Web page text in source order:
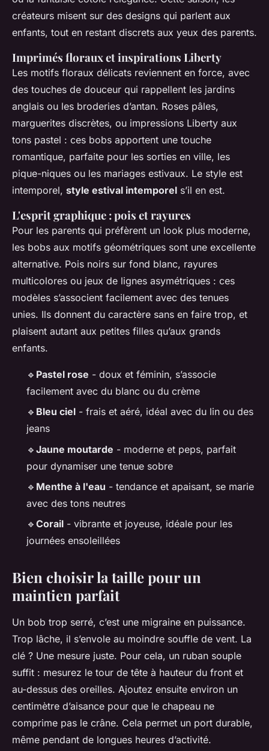
créateurs misent sur des designs qui parlent aux
enfants, tout en restant discrets aux yeux des parents.
Imprimés floraux et inspirations Liberty
Les motifs floraux délicats reviennent en force, avec
des touches de douceur qui rappellent les jardins
anglais ou les broderies d’antan. Roses pâles,
marguerites discrètes, ou impressions Liberty aux
tons pastel : ces bobs apportent une touche
romantique, parfaite pour les sorties en ville, les
pique-niques ou les mariages estivaux. Le style est
intemporel, style estival intemporel s’il en est.
L'esprit graphique : pois et rayures
Pour les parents qui préfèrent un look plus moderne,
les bobs aux motifs géométriques sont une excellente
alternative. Pois noirs sur fond blanc, rayures
multicolores ou jeux de lignes asymétriques : ces
modèles s’associent facilement avec des tenues
unies. Ils donnent du caractère sans en faire trop, et
plaisent autant aux petites filles qu’aux grands
enfants.
🔹 Pastel rose - doux et féminin, s’associe
facilement avec du blanc ou du crème
🔹 Bleu ciel - frais et aéré, idéal avec du lin ou des
jeans
🔹 Jaune moutarde - moderne et peps, parfait
pour dynamiser une tenue sobre
🔹 Menthe à l'eau - tendance et apaisant, se marie
avec des tons neutres
🔹 Corail - vibrante et joyeuse, idéale pour les
journées ensoleillées
Bien choisir la taille pour un
maintien parfait
Un bob trop serré, c’est une migraine en puissance.
Trop lâche, il s’envole au moindre souffle de vent. La
clé ? Une mesure juste. Pour cela, un ruban souple
suffit : mesurez le tour de tête à hauteur du front et
au-dessus des oreilles. Ajoutez ensuite environ un
centimètre d’aisance pour que le chapeau ne
comprime pas le crâne. Cela permet un port durable,
même pendant de longues heures d’activité.